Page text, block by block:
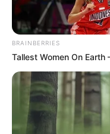
Προσθήκη το
Ανακαλύψτε
αναζήτησης.
BRAINBERRIES
Tallest Women On